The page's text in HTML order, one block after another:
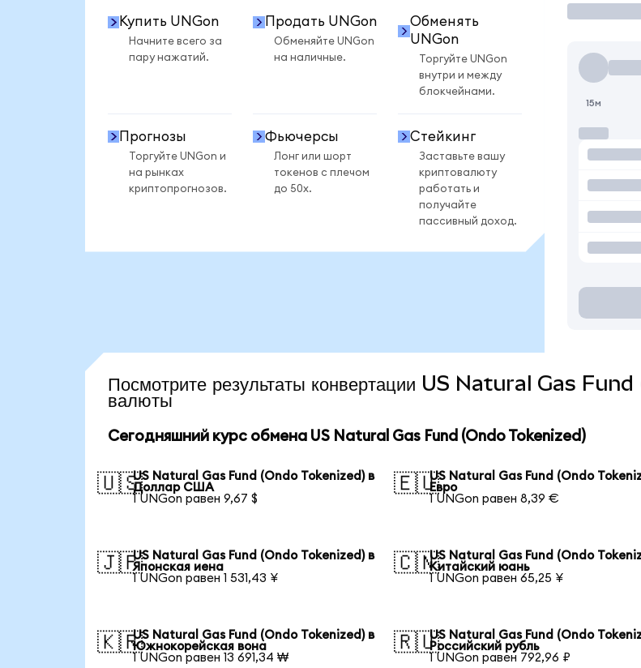
Купить UNGon
Начните всего за
пару нажатий.
Продать UNGon
Обменяйте UNGon
на наличные.
Обменять
UNGon
Торгуйте UNGon
внутри и между
блокчейнами.
Прогнозы
Торгуйте UNGon и
на рынках
криптопрогнозов.
Фьючерсы
Лонг или шорт
токенов с плечом
до 50x.
Стейкинг
Заставьте вашу
криптовалюту
работать и
получайте
пассивный доход.
15м
Посмотрите результаты конвертации US Natural Gas
валюты
Сегодняшний курс обмена US Natural Gas Fund (Ondo Tokenized)
🇺🇸US Natural Gas Fund (Ondo Tokenized) в
Доллар США
1 UNGon равен 9,67 $
🇪🇺US Natural Gas Fund (Ondo
Евро
1 UNGon равен 8,39 €
🇯🇵US Natural Gas Fund (Ondo Tokenized) в
Японская иена
1 UNGon равен 1 531,43 ¥
🇨🇳US Natural Gas Fund (Ondo
Китайский юань
1 UNGon равен 65,25 ¥
🇰🇷US Natural Gas Fund (Ondo Tokenized) в
Южнокорейская вона
1 UNGon равен 13 691,34 ₩
🇷🇺US Natural Gas Fund (Ondo
Российский рубль
1 UNGon равен 792,96 ₽